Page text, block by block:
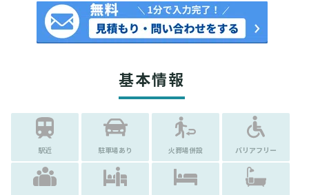
基本情報
駅近 駐車場あり 火葬場併設 バリアフリー